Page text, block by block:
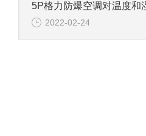
2022-02-24